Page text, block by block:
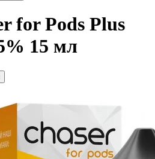
for Pods Plus
15 мл